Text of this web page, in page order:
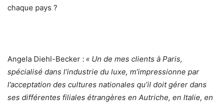
chaque pays ?
Angela Diehl-Becker : « Un de mes clients à Paris,
spécialisé dans l’industrie du luxe, m’impressionne par
l’acceptation des cultures nationales qu’il doit gérer dans
ses différentes filiales étrangères en Autriche, en Italie, en